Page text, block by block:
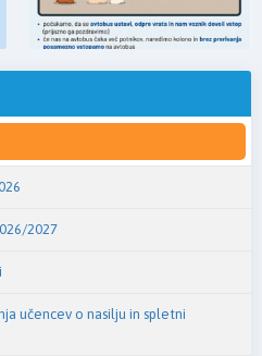
2027
učencev o nasilju in spletni